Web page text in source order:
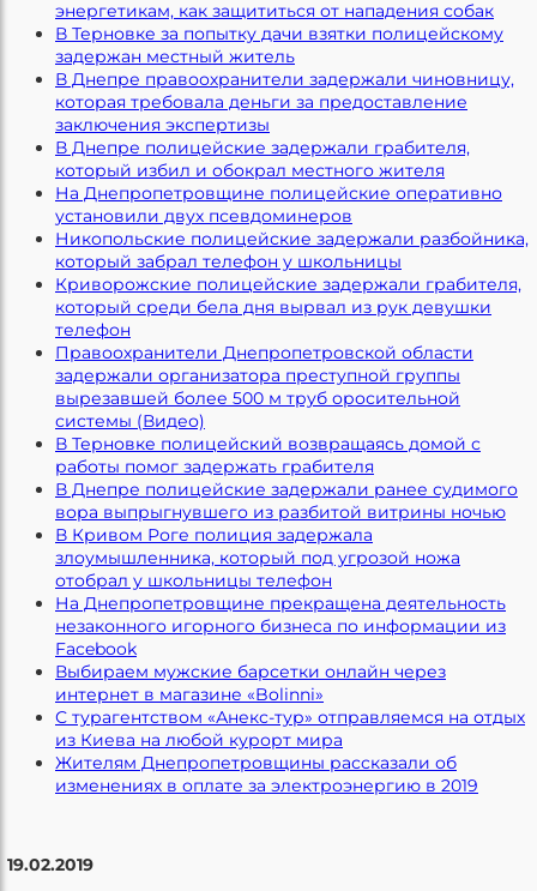
энергетикам, как защититься от нападения собак
В Терновке за попытку дачи взятки полицейскому
задержан местный житель
В Днепре правоохранители задержали чиновницу,
которая требовала деньги за предоставление
заключения экспертизы
В Днепре полицейские задержали грабителя,
который избил и обокрал местного жителя
На Днепропетровщине полицейские оперативно
установили двух псевдоминеров
Никопольские полицейские задержали разбойника,
который забрал телефон у школьницы
Криворожские полицейские задержали грабителя,
который среди бела дня вырвал из рук девушки
телефон
Правоохранители Днепропетровской области
задержали организатора преступной группы
вырезавшей более 500 м труб оросительной
системы (Видео)
В Терновке полицейский возвращаясь домой с
работы помог задержать грабителя
В Днепре полицейские задержали ранее судимого
вора выпрыгнувшего из разбитой витрины ночью
В Кривом Роге полиция задержала
злоумышленника, который под угрозой ножа
отобрал у школьницы телефон
На Днепропетровщине прекращена деятельность
незаконного игорного бизнеса по информации из
Facebook
Выбираем мужские барсетки онлайн через
интернет в магазине «Bolinni»
С турагентством «Анекс-тур» отправляемся на отдых
из Киева на любой курорт мира
Жителям Днепропетровщины рассказали об
изменениях в оплате за электроэнергию в 2019
19.02.2019